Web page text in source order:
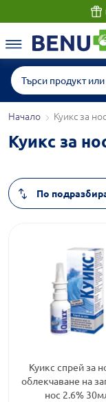
Начало Куикс за нос
Куикс за
Куикс спрей за
облекчаване на
нос 2.6%